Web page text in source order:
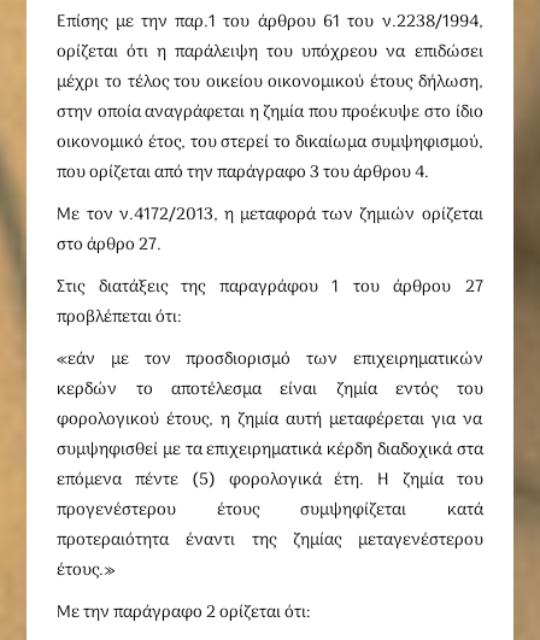
Επίσης με την παρ.1 του άρθρου 61 του ν.2238/1994,
ορίζεται ότι η παράλειψη του υπόχρεου να επιδώσει
μέχρι το τέλος του οικείου οικονομικού έτους δήλωση,
στην οποία αναγράφεται η ζημία που προέκυψε στο ίδιο
οικονομικό έτος, του στερεί το δικαίωμα συμψηφισμού,
που ορίζεται από την παράγραφο 3 του άρθρου 4.
Με τον ν.4172/2013, η μεταφορά των ζημιών ορίζεται
στο άρθρο 27.
Στις διατάξεις της παραγράφου 1 του άρθρου 27
προβλέπεται ότι:
«εάν με τον προσδιορισμό των επιχειρηματικών
κερδών το αποτέλεσμα είναι ζημία εντός του
φορολογικού έτους, η ζημία αυτή μεταφέρεται για να
συμψηφισθεί με τα επιχειρηματικά κέρδη διαδοχικά στα
επόμενα πέντε (5) φορολογικά έτη. Η ζημία του
προγενέστερου έτους συμψηφίζεται κατά
προτεραιότητα έναντι της ζημίας μεταγενέστερου
έτους.»
Με την παράγραφο 2 ορίζεται ότι: